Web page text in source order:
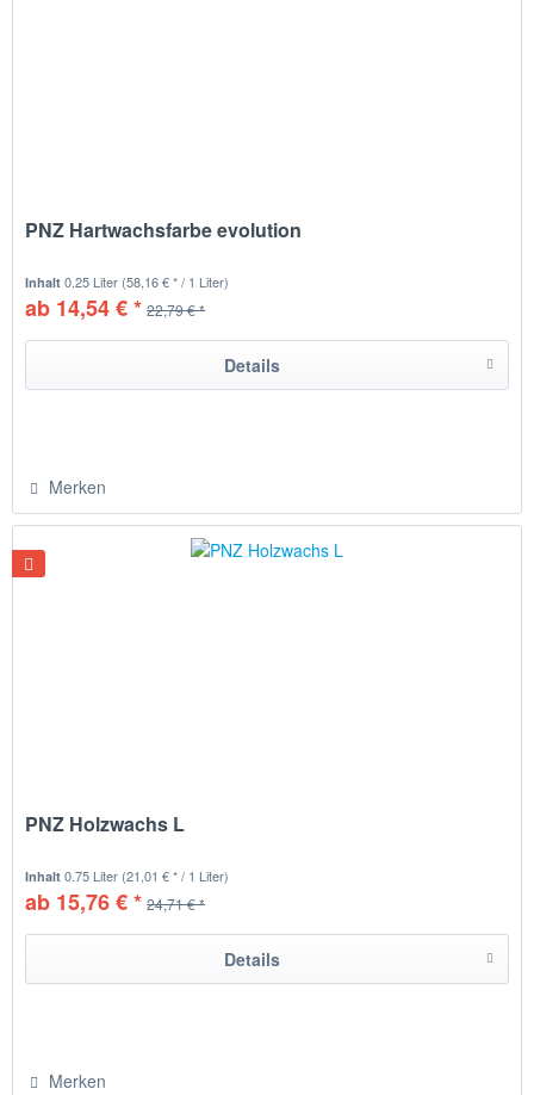
PNZ Hartwachsfarbe evolution
Inhalt0.25 Liter (58,16 € * / 1 Liter)
ab 14,54 € * 22,79 € *
Details
Merken
PNZ Holzwachs L
Inhalt0.75 Liter (21,01 € * / 1 Liter)
ab 15,76 € * 24,71 € *
Details
Merken